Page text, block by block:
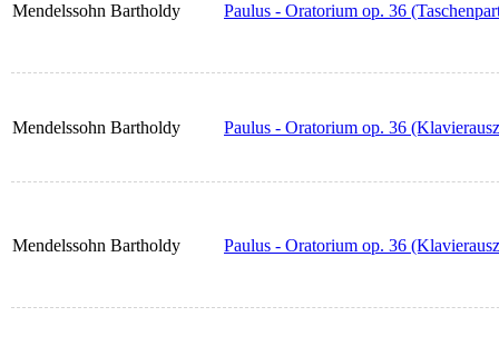
Mendelssohn Bartholdy Paulus - Oratorium op. 36
Mendelssohn Bartholdy Paulus - Oratorium op. 36
Mendelssohn Bartholdy Paulus - Oratorium op. 36